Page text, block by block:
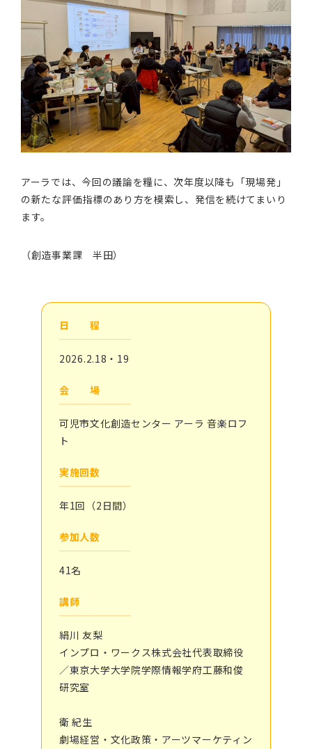
アーラでは、今回の議論を糧に、次年度以降も「現場発」
の新たな評価指標のあり方を模索し、発信を続けてまいり
ます。
（創造事業課 半田）
日 程
2026.2.18・19
会 場
可児市文化創造センター アーラ 音楽ロフ
ト
実施回数
年1回（2日間）
参加人数
41名
講師
絹川 友梨
インプロ・ワークス株式会社代表取締役
／東京大学大学院学際情報学府工藤和俊
研究室
衛 紀生
劇場経営・文化政策・アーツマーケティン